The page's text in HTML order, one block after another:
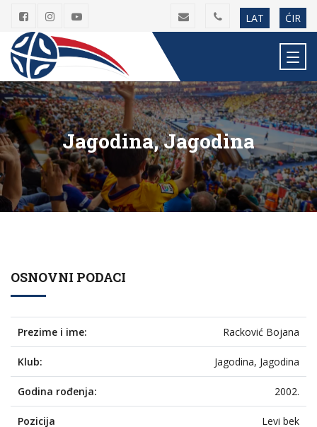
LAT ĆIR
Jagodina, Jagodina
OSNOVNI PODACI
Prezime i ime: Racković Bojana
Klub: Jagodina, Jagodina
Godina rođenja: 2002.
Pozicija Levi bek